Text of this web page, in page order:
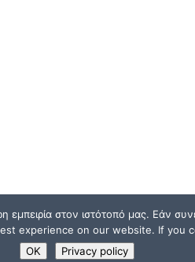
στον ιστότοπό μας. Εάν
experience on our website. If
OK
Privacy policy